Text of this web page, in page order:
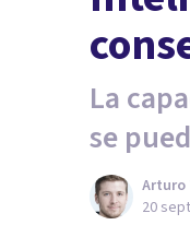
La
se
Arturo
20